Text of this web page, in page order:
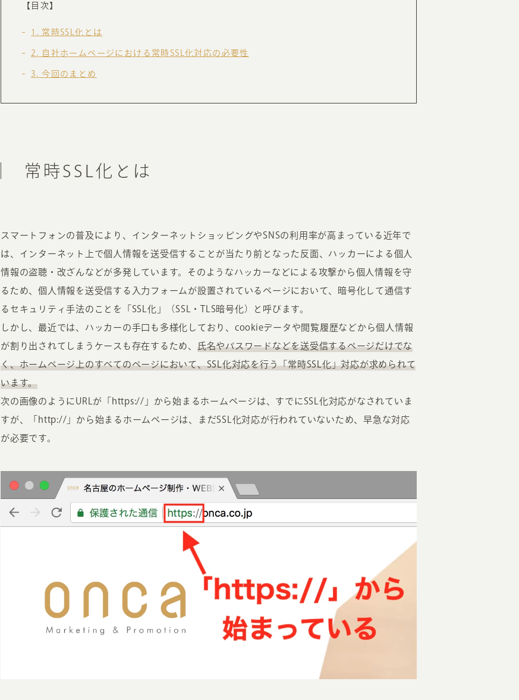
ホームページ集客にかける想い
社会貢献活動
ユーザーの動きを分析するヒートマップ解析
【目次】
1 常時SSL化とは
2 自社ホームページにおける常時SSL化対応の必要性
3 今回のまとめ
常時SSL化とは
スマートフォンの普及により、インターネットショッピングやSNSの利用率が高まっている近年で
は、インターネット上で個人情報を送受信することが当たり前となった反面、ハッカーによる個人
情報の盗聴・改ざんなどが多発しています。そのようなハッカーなどによる攻撃から個人情報を守
るため、個人情報を送受信する入力フォームが設置されているページにおいて、暗号化して通信す
るセキュリティ手法のことを「SSL化」（SSL・TLS暗号化）と呼びます。
しかし、最近では、ハッカーの手口も多様化しており、cookieデータや閲覧履歴などから個人情報
が割り出されてしまうケースも存在するため、 氏名やパスワードなどを送受信するページだけでな
く、ホームページ上のすべてのページにおいて、SSL化対応を行う「常時SSL化」対応が求められて
います。
次の画像のようにURLが「https://」から始まるホームページは、すでにSSL化対応がなされていま
すが、「http://」から始まるホームページは、まだSSL化対応が行われていないため、早急な対応
が必要です。